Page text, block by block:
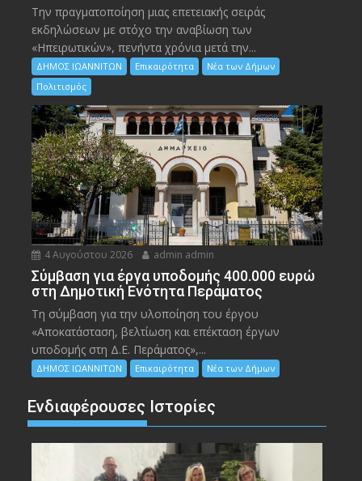
Την πραγματοποίηση μιας επετειακής σειράς
εκδηλώσεων με στόχο την αναβίωση των
«Ηπειρωτικών», πενήντα χρόνια μετά την...
ΔΗΜΟΣ ΙΩΑΝΝΙΤΩΝ Επικαιρότητα
Νέα των Δήμων
Πολιτισμός
4 Αυγούστου 2026 admin admin
Σύμβαση για έργα υποδομής 400.000 ευρώ
στη Δημοτική Ενότητα Περάματος
Τη σύμβαση για την υλοποίηση του έργου
«Αποκατάσταση, βελτίωση και επέκταση έργων
υποδομής στη Δ.Ε. Περάματος»,...
ΔΗΜΟΣ ΙΩΑΝΝΙΤΩΝ Επικαιρότητα Νέα των Δήμων
Ενδιαφέρουσες Ιστορίες